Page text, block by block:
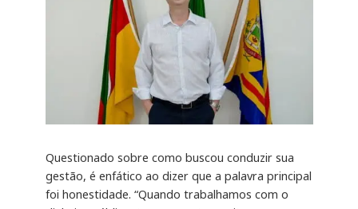
Questionado sobre como buscou conduzir sua
gestão, é enfático ao dizer que a palavra principal
foi honestidade. “Quando trabalhamos com o